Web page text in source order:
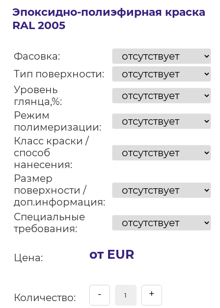
Эпоксидно-полиэфирная краска
RAL 2005
Фасовка:
Тип поверхности:
Уровень
глянца,%:
Режим
полимеризации:
Класс краски /
способ
нанесения:
Размер
поверхности /
доп.информация:
Специальные
требования:
Цена: от EUR
Количество: - +